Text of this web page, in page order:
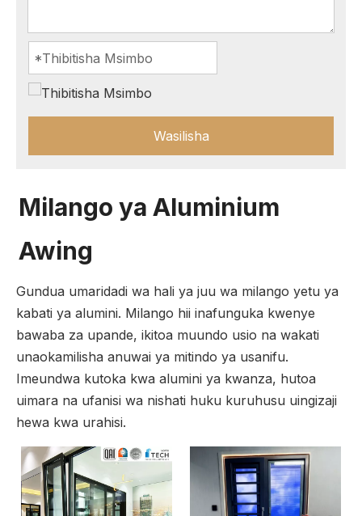
Wasilisha
Milango ya Aluminium
Awing
Gundua umaridadi wa hali ya juu wa milango yetu ya
kabati ya alumini. Milango hii inafunguka kwenye
bawaba za upande, ikitoa muundo usio na wakati
unaokamilisha anuwai ya mitindo ya usanifu.
Imeundwa kutoka kwa alumini ya kwanza, hutoa
uimara na ufanisi wa nishati huku kuruhusu uingizaji
hewa kwa urahisi.